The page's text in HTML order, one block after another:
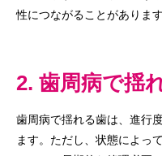
性につながることがあります
2. 歯周病で揺
歯周病で揺れる歯は、進行
ます。ただし、状態によっ